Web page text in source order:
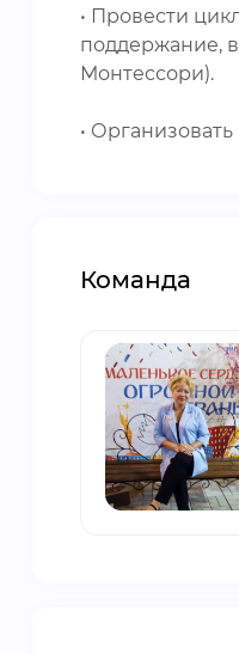
• Провести
поддержание,
Монтессори).
•
Команда